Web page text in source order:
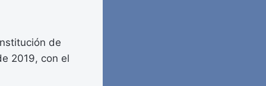
de
2019, con el